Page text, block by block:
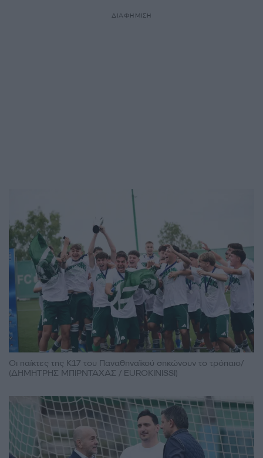
ΔΙΑΦΗΜΙΣΗ
Οι παίκτες της Κ17 του Παναθηναϊκού σηκώνουν το τρόπαιο/
(ΔΗΜΗΤΡΗΣ ΜΠΙΡΝΤΑΧΑΣ / EUROKINISSI)